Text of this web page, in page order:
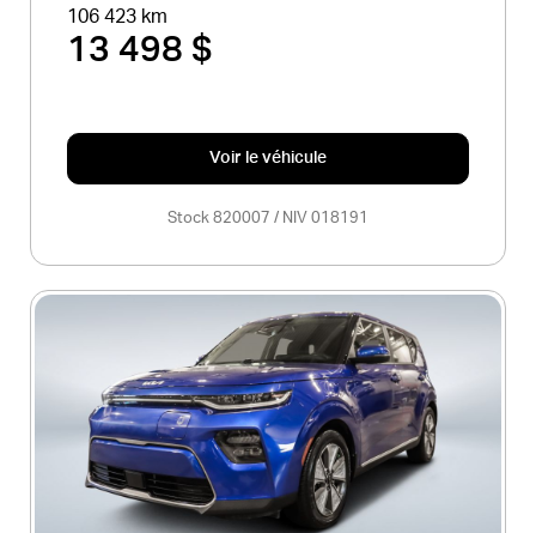
106 423 km
13 498 $
Voir le véhicule
Stock 820007 / NIV 018191